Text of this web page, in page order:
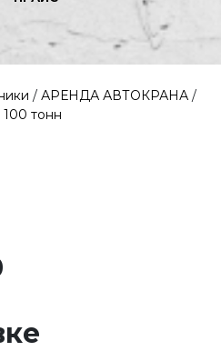
/ АРЕНДА АВТОКРАНА /
тонн